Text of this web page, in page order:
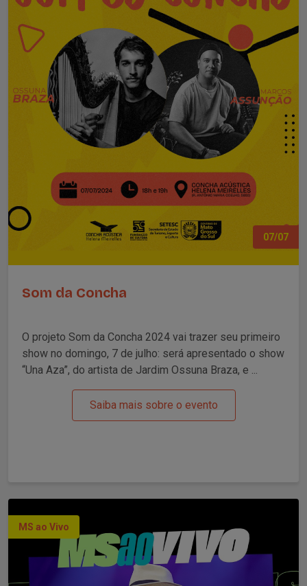
07/07
Som da Concha
O projeto Som da Concha 2024 vai trazer seu primeiro
show no domingo, 7 de julho: será apresentado o show
“Una Aza”, do artista de Jardim Ossuna Braza, e ...
Saiba mais sobre o evento
MS ao Vivo